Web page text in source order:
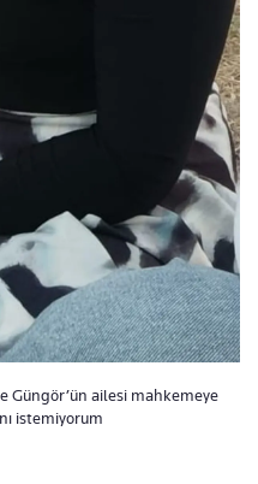
Güngör’ün ailesi mahkemeye
istemiyorum